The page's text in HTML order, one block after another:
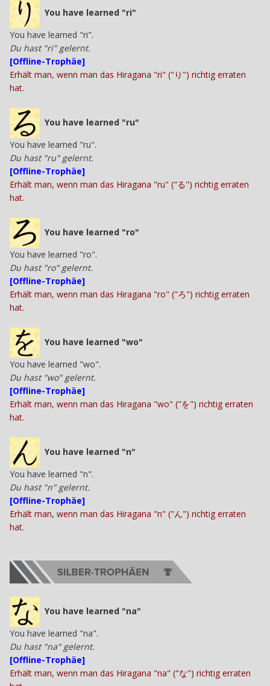
You have learned "ri"
You have learned "ri".
Du hast "ri" gelernt.
[Offline-Trophäe]
Erhält man, wenn man das Hiragana "ri" ("り") richtig erraten
hat.
You have learned "ru"
You have learned "ru".
Du hast "ru" gelernt.
[Offline-Trophäe]
Erhält man, wenn man das Hiragana "ru" ("る") richtig erraten
hat.
You have learned "ro"
You have learned "ro".
Du hast "ro" gelernt.
[Offline-Trophäe]
Erhält man, wenn man das Hiragana "ro" ("ろ") richtig erraten
hat.
You have learned "wo"
You have learned "wo".
Du hast "wo" gelernt.
[Offline-Trophäe]
Erhält man, wenn man das Hiragana "wo" ("を") richtig erraten
hat.
You have learned "n"
You have learned "n".
Du hast "n" gelernt.
[Offline-Trophäe]
Erhält man, wenn man das Hiragana "n" ("ん") richtig erraten
hat.
You have learned "na"
You have learned "na".
Du hast "na" gelernt.
[Offline-Trophäe]
Erhält man, wenn man das Hiragana "na" ("な") richtig erraten